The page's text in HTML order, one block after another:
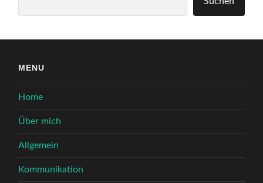
MENU
Home
Über mich
Allgemein
Kommunikation